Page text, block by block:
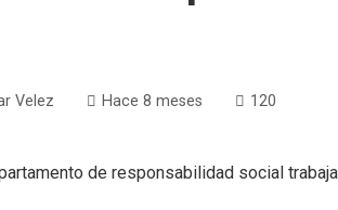
Velez Hace 8 meses 120